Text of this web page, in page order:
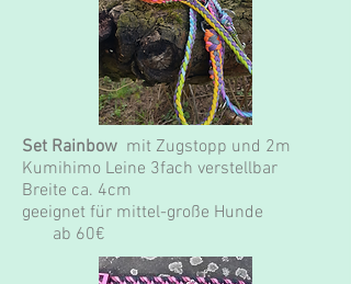
Set Rainbow mit Zugstopp und 2m
Kumihimo Leine 3fach verstellbar
Breite ca. 4cm
geeignet für mittel-große Hunde
ab 60€